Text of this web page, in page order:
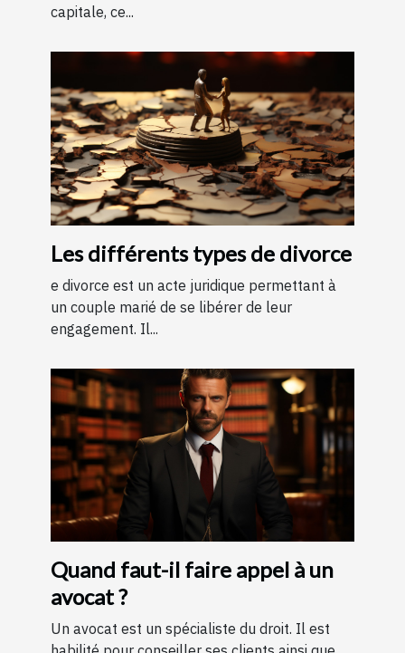
capitale, ce...
Les différents types de divorce
e divorce est un acte juridique permettant à
un couple marié de se libérer de leur
engagement. Il...
Quand faut-il faire appel à un
avocat ?
Un avocat est un spécialiste du droit. Il est